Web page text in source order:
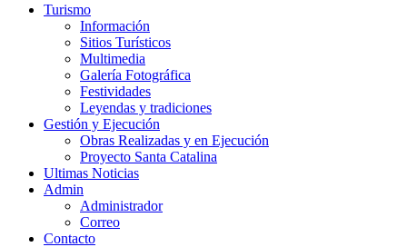
Turismo
Información
Sitios Turísticos
Multimedia
Galería Fotográfica
Festividades
Leyendas y tradiciones
Gestión y Ejecución
Obras Realizadas y en Ejecución
Proyecto Santa Catalina
Ultimas Noticias
Admin
Administrador
Correo
Contacto